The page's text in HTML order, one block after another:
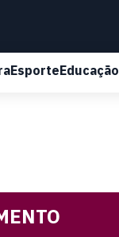
EsporteEducação